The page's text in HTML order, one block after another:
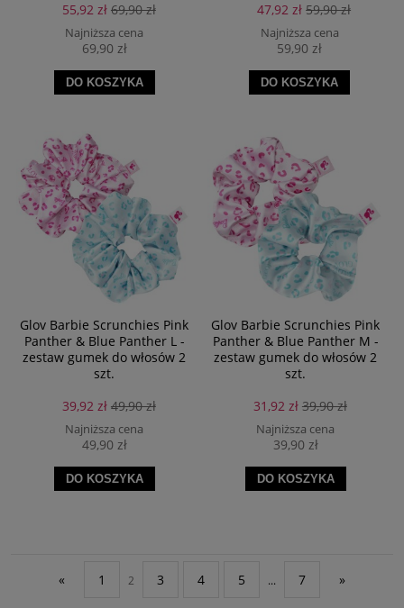
55,92 zł 69,90 zł
Najniższa cena
69,90 zł
DO KOSZYKA
47,92 zł 59,90 zł
Najniższa cena
59,90 zł
DO KOSZYKA
Glov Barbie Scrunchies Pink
Panther & Blue Panther L -
zestaw gumek do włosów 2
szt.
39,92 zł 49,90 zł
Najniższa cena
49,90 zł
DO KOSZYKA
Glov Barbie Scrunchies Pink
Panther & Blue Panther M -
zestaw gumek do włosów 2
szt.
31,92 zł 39,90 zł
Najniższa cena
39,90 zł
DO KOSZYKA
« 1 2 3 4 5 ... 7 »